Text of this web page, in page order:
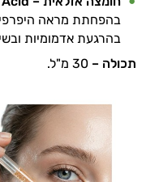
בהפחתת מראה
בהרגעת אדמומיות
תכולה –